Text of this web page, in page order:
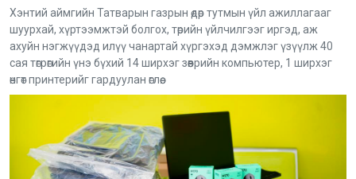
Хэнтий аймгийн Татварын газрын өдөр тутмын үйл ажиллагааг
шуурхай, хүртээмжтэй болгох, төрийн үйлчилгээг иргэд, аж
ахуйн нэгжүүдэд илүү чанартай хүргэхэд дэмжлэг үзүүлж 40
сая төгрөгийн үнэ бүхий 14 ширхэг зөөврийн компьютер, 1 ширхэг
өнгөт принтерийг гардуулан өглөө.